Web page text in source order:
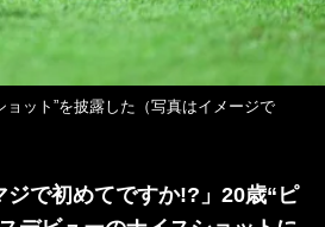
ョット”を披露した（写真はイメージで
ジで初めてですか!?」20歳“ピ